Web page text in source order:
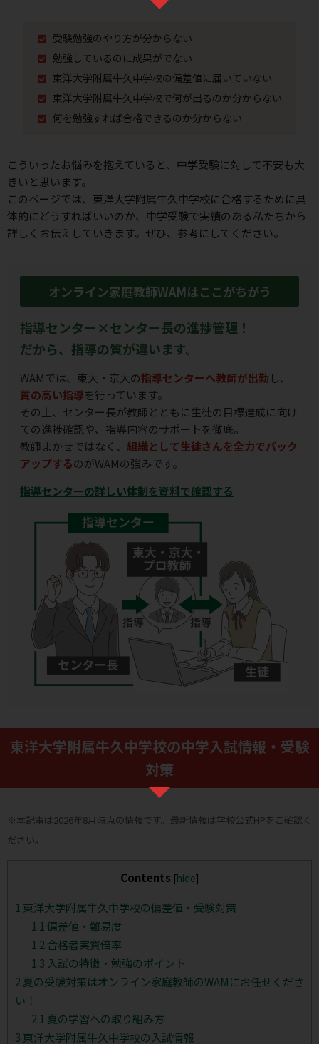
受験勉強のやり⽅が分からない
勉強しているのに成果がでない
東洋大学附属牛久中学校の偏差値に届いていない
東洋大学附属牛久中学校で何が出るのか分からない
何を勉強すれば合格できるのか分からない
こういったお悩みを抱えていると、中学受験に対して不安も⼤
きいと思います。
このページでは、東洋大学附属牛久中学校に合格するために具
体的にどうすればいいのか、 中学受験で実績のある私たちから
詳しくお伝えしていきます。ぜひ、参考にしてください。
オンライン家庭教師WAMはここがちがう
指導センター×センター長の進捗管理！
だから、指導の質が違います。
WAMでは、東大・京大の指導センターへ教師が出勤 し、
質の高い指導を行っています。
その上、センター長が教師とともに生徒の目標達成に向け
ての進捗確認や、指導内容のサポートを徹底。
教師まかせではなく、 組織として生徒さんを全力でバック
アップするのがWAMの強みです。
指導センターの詳しい体制を資料で確認する
東洋大学附属牛久中学校の中学入試情報・受験
対策
※本記事は2026年8月時点の情報です。最新情報は学校公式HPをご確認く
ださい。
Contents [hide]
1 東洋大学附属牛久中学校の偏差値・受験対策
1.1偏差値・難易度
1.2合格者実質倍率
1.3 入試の特徴・勉強のポイント
2夏の受験対策はオンライン家庭教師のWAMにお任せくださ
い！
2.1 夏の学習への取り組み方
3 東洋大学附属牛久中学校の入試情報